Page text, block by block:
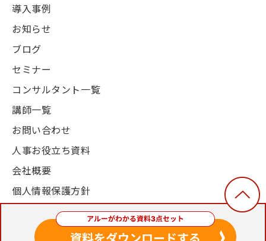
導入事例
お知らせ
ブログ
セミナー
コンサルタント一覧
講師一覧
お問い合わせ
人事お役立ち資料
会社概要
個人情報保護方針